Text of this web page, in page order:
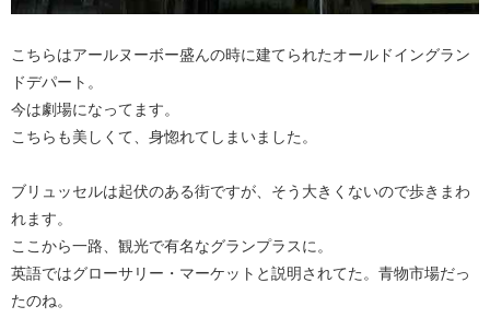
こちらはアールヌーボー盛んの時に建てられたオールドイングラン
ドデパート。
今は劇場になってます。
こちらも美しくて、身惚れてしまいました。
ブリュッセルは起伏のある街ですが、そう大きくないので歩きまわ
れます。
ここから一路、観光で有名なグランプラスに。
英語ではグローサリー・マーケットと説明されてた。青物市場だっ
たのね。